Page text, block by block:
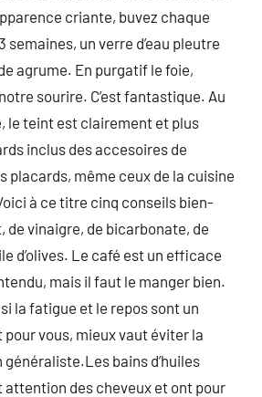
criante, buvez chaque
semaines, un verre d’eau pleutre
agrume. En purgatif le foie,
sourire. C’est fantastique. Au
le teint est clairement et plus
inclus des accesoires de
placards, même ceux de la cuisine
à ce titre cinq conseils bien-
de vinaigre, de bicarbonate, de
d’olives. Le café est un efficace
mais il faut le manger bien.
la fatigue et le repos sont un
vous, mieux vaut éviter la
généraliste.Les bains d’huiles
des cheveux et ont pour